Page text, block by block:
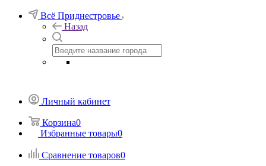
Всё Приднестровье
Назад
Личный кабинет
Корзина0
Избранные товары0
Сравнение товаров0